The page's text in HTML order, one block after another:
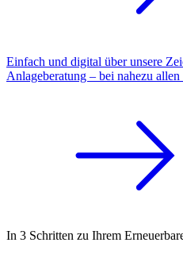
Einfach und digital über unsere
Anlageberatung – bei nahezu
In 3 Schritten zu Ihrem